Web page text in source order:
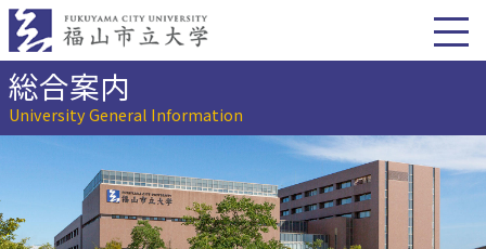
本
へ
動総合案内
University General Information